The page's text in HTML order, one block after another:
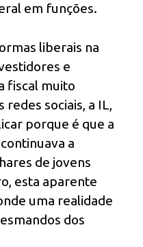
em funções.
liberais na
e
fiscal muito
sociais, a IL,
porque é que a
a
de jovens
esta aparente
uma realidade
dos